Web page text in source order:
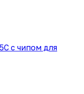
с чипом для